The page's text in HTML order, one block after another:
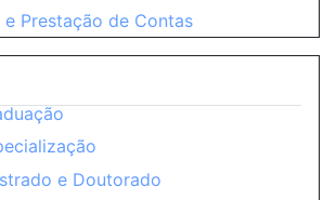
e Prestação de Contas
e Doutorado